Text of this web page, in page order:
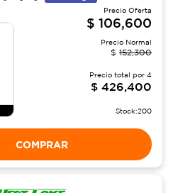
Precio Oferta
$ 106,600
Precio Normal
$ 152,300
Precio total por 4
$ 426,400
Stock:200
COMPRAR